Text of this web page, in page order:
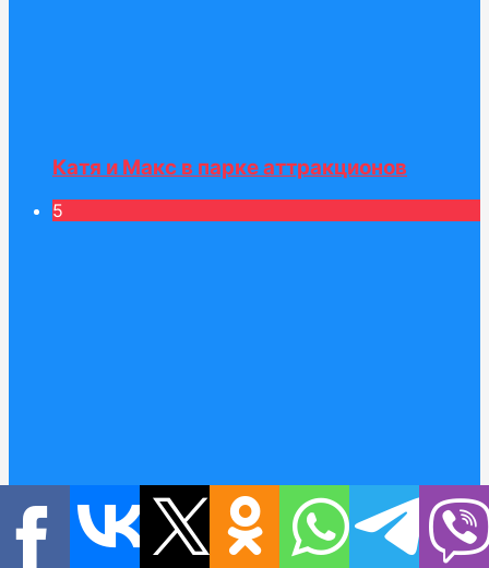
Катя и Макс в парке аттракционов
5
Катя наказала Макса и надула огромный
шар в его комнате